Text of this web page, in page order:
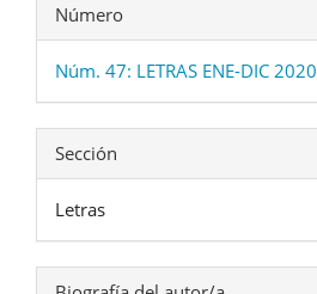
Número
Núm. 47: LETRAS ENE-DIC 2020
Sección
Letras